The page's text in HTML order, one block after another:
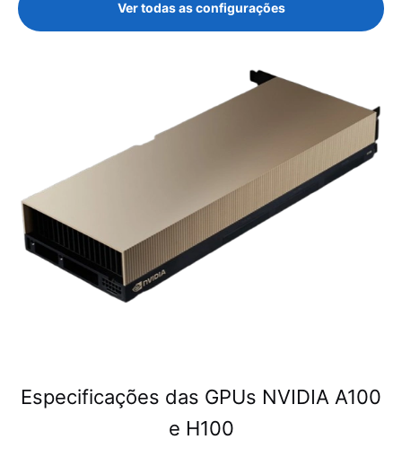
Ver todas as configurações
Especificações das GPUs NVIDIA A100
e H100